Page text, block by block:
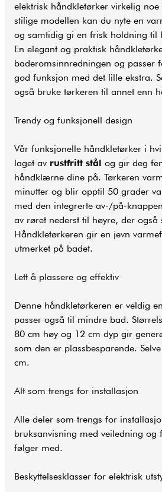
elektrisk håndkletørker virkelig
stilige modellen kan du nyte en
og samtidig gi en frisk holdning til
En elegant og praktisk
baderomsinnredningen og passer
god funksjon med det lille ekstra.
også bruke tørkeren til annet enn
Trendy og funksjonell design
Vår funksjonelle håndkletørker i
laget av rustfritt stål og gir deg
håndklærne dine på. Tørkeren
minutter og blir opptil 50 grader
med den integrerte av-/på-
av røret nederst til høyre, der også
Håndkletørkeren gir en jevn
utmerket på badet.
Lett å plassere og effektiv
Denne håndkletørkeren er veldig
passer også til mindre bad.
80 cm høy og 12 cm dyp gir
som den er plassbesparende.
cm.
Alt som trengs for installasjon
Alle deler som trengs for
bruksanvisning med veiledning og
følger med.
Beskyttelsesklasser for elektrisk